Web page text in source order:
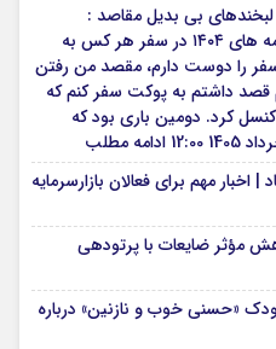
بی بدیل مقاصد :
کاتماندوچیتوانبخارابندی پور سفرنامه های ۱۴۰۴ در سفر هر کس به
دوست دارم، مقصد من رفتن
داشتم به پوکت سفر کنم که
کرد. دومین باری بود که
مهم برای فعالان بازارسرمایه
در کشاورزی ـ ۴| کاهش مؤثر ضایعات با پرتودهی
«حسنی خوب و نازنین» درباره